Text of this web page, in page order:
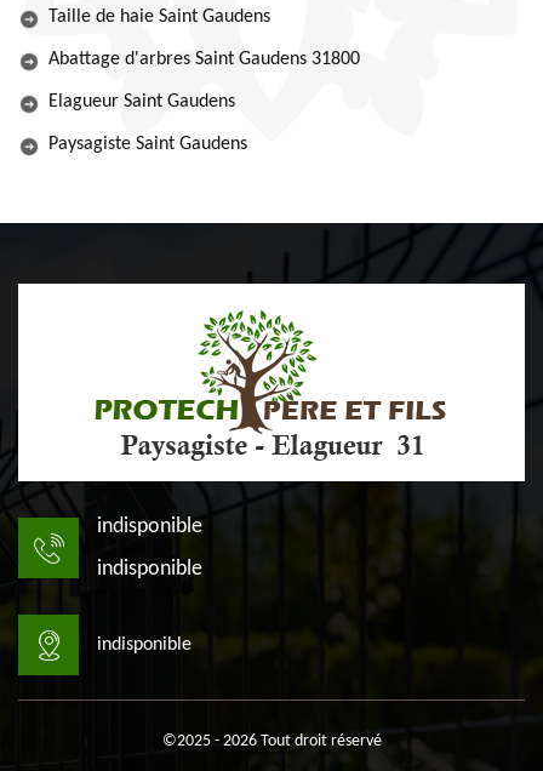
Taille de haie Saint Gaudens
Abattage d'arbres Saint Gaudens 31800
Elagueur Saint Gaudens
Paysagiste Saint Gaudens
indisponible
indisponible
indisponible
©2025 - 2026 Tout droit réservé